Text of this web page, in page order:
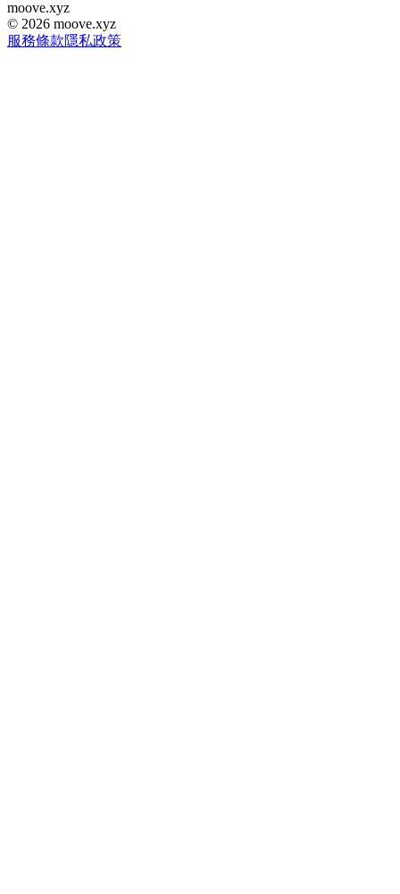
moove.xyz
© 2026 moove.xyz
服務條款隱私政策